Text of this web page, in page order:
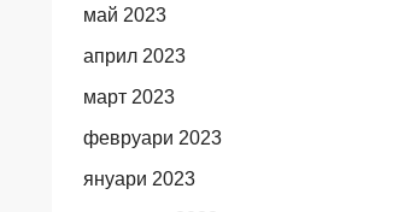
май 2023
април 2023
март 2023
февруари 2023
януари 2023